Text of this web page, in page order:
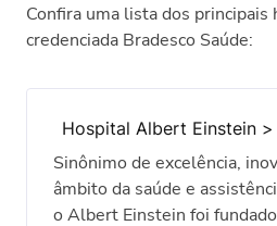
Confira uma lista dos principais
credenciada Bradesco Saúde:
Hospital Albert Einstein
Sinônimo de excelência,
âmbito da saúde e
o Albert Einstein foi